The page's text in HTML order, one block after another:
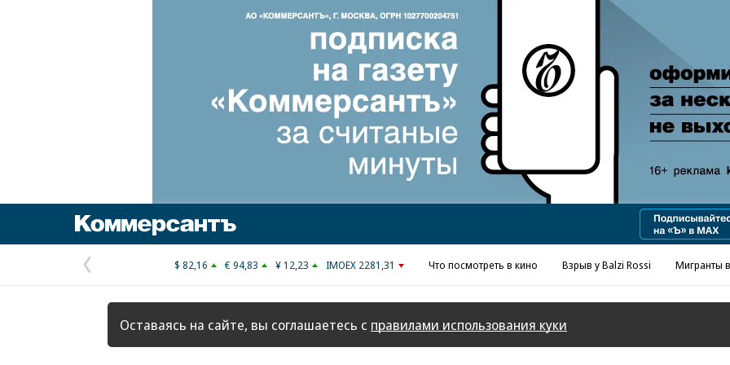
Реклама в «Ъ» www.kommersant.ru/ad
Предыдущая
страница
$ 82,16 € 94,83 ¥ 12,23 IMOEX 2281,31 Что посмотреть в кино Взрыв у Balzi Rossi Мигранты
Оставаясь на сайте, вы соглашаетесь с правилами использования куки